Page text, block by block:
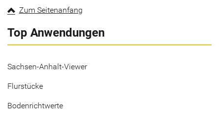
Zum Seitenanfang
Top Anwendungen
Sachsen-Anhalt-Viewer
Flurstücke
Bodenrichtwerte